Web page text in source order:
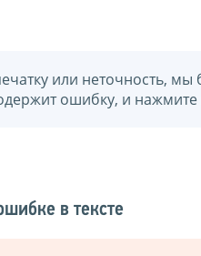
или неточность,
ошибку, и
в тексте